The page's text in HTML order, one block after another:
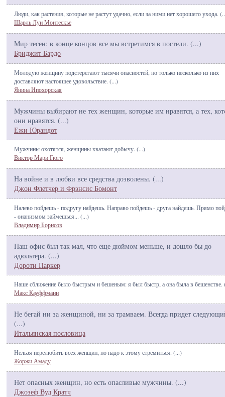
Люди, как растения, которые не растут удачно, если за ними нет хорошего ухода. (
Шарль Луи Монтескье
Мир тесен: в конце концов все мы встретимся в постели. (...)
Бриджит Бардо
Молодую женщину подстерегают тысячи опасностей, но только несколько из них
доставляют настоящее удовольствие. (...)
Янина Ипохорская
Мужчины выбирают не тех женщин, которые им нравятся, а тех,
они нравятся. (...)
Ежи Юрандот
Мужчины охотятся, женщины хватают добычу. (...)
Виктор Мари Гюго
На войне и в любви все средства дозволены. (...)
Джон Флетчер и Фрэнсис Бомонт
Налево пойдешь - подругу найдешь. Направо пойдешь - друга найдешь. Прямо
- онанизмом займешься... (...)
Владимир Борисов
Наш офис был так мал, что еще дюймом меньше, и дошло бы до
адюльтера. (...)
Дороти Паркер
Наше сближение было быстрым и бешеным: я был быстр, а она была в бешенстве.
Макс Кауффманн
Не бегай ни за женщиной, ни за трамваем. Всегда придет
(...)
Итальянская пословица
Нельзя перелюбить всех женщин, но надо к этому стремиться. (...)
Жоржи Амаду
Нет опасных женщин, но есть опасливые мужчины. (...)
Джозеф Вуд Кратч